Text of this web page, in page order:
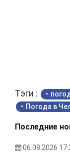
Тэги :
Погода в
Последние
06.08.2026